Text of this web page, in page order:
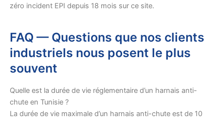
zéro incident EPI depuis 18 mois sur ce site.
FAQ — Questions que nos clients
industriels nous posent le plus
souvent
Quelle est la durée de vie réglementaire d’un harnais anti-
chute en Tunisie ?
La durée de vie maximale d’un harnais anti-chute est de 10